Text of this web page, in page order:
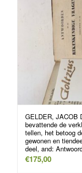
GELDER, JACOB
bevattende de
tellen, het betoog
gewonen en
deel, and:
€175,00